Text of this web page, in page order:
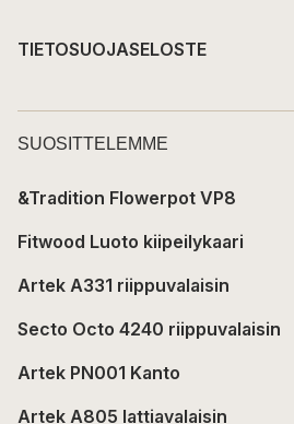
TIETOSUOJASELOSTE
SUOSITTELEMME
&Tradition Flowerpot VP8
Fitwood Luoto kiipeilykaari
Artek A331 riippuvalaisin
Secto Octo 4240 riippuvalaisin
Artek PN001 Kanto
Artek A805 lattiavalaisin